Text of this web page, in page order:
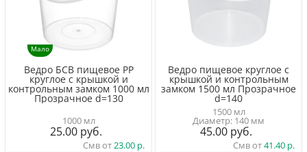
Мало
Ведро БСВ пищевое PP
круглое с крышкой и
контрольным замком 1000 мл
Прозрачное d=130
1000 мл
25.00
Смв от23.00
Ведро пищевое круглое с
крышкой и контрольным
замком 1500 мл Прозрачное
d=140
1500 мл
Диаметр: 140 мм
45.00
Смв от41.40